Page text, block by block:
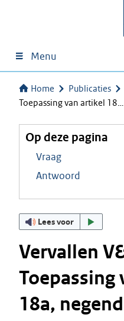
Menu
Home Publicaties
Toepassing van artikel 18…
Op deze pagina
Vraag
Antwoord
Lees voor
Vervallen
Toepassing
18a,